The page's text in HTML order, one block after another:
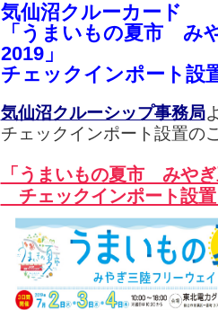
気仙沼クルーカード
「うまいもの夏市 み
2019」
チェックインポート設
気仙沼クルーシップ事務局
チェックインポート設置の
「うまいもの夏市 みや
チェックインポート設